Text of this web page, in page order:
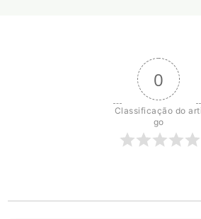
0
Classificação do arti
go